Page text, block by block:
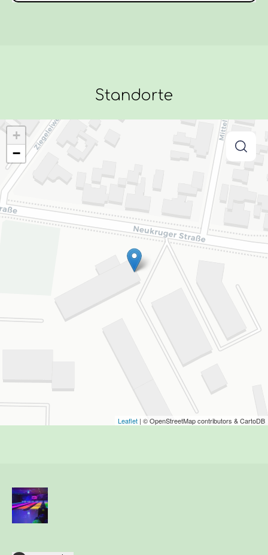
Standorte
+
−
Leaflet | © OpenStreetMap contributors & CartoDB